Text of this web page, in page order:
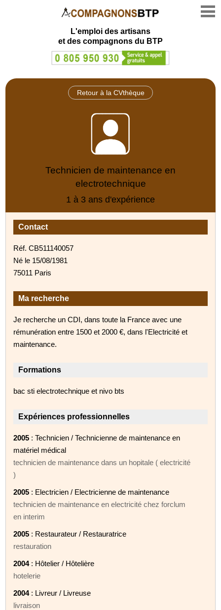
L'emploi des artisans
et des compagnons du BTP
Retour à la CVthèque
Technicien de maintenance en
electrotechnique
1 à 3 ans d'expérience
Contact
Réf. CB511140057
Né le 15/08/1981
75011 Paris
Ma recherche
Je recherche un CDI, dans toute la France avec une
rémunération entre 1500 et 2000 €, dans l'Electricité et
maintenance.
Formations
bac sti electrotechnique et nivo bts
Expériences professionnelles
2005 : Technicien / Technicienne de maintenance en
matériel médical
technicien de maintenance dans un hopitale ( electricité
)
2005 : Electricien / Electricienne de maintenance
technicien de maintenance en electricité chez forclum
en interim
2005 : Restaurateur / Restauratrice
restauration
2004: Hôtelier / Hôtelière
hotelerie
2004: Livreur / Livreuse
livraison